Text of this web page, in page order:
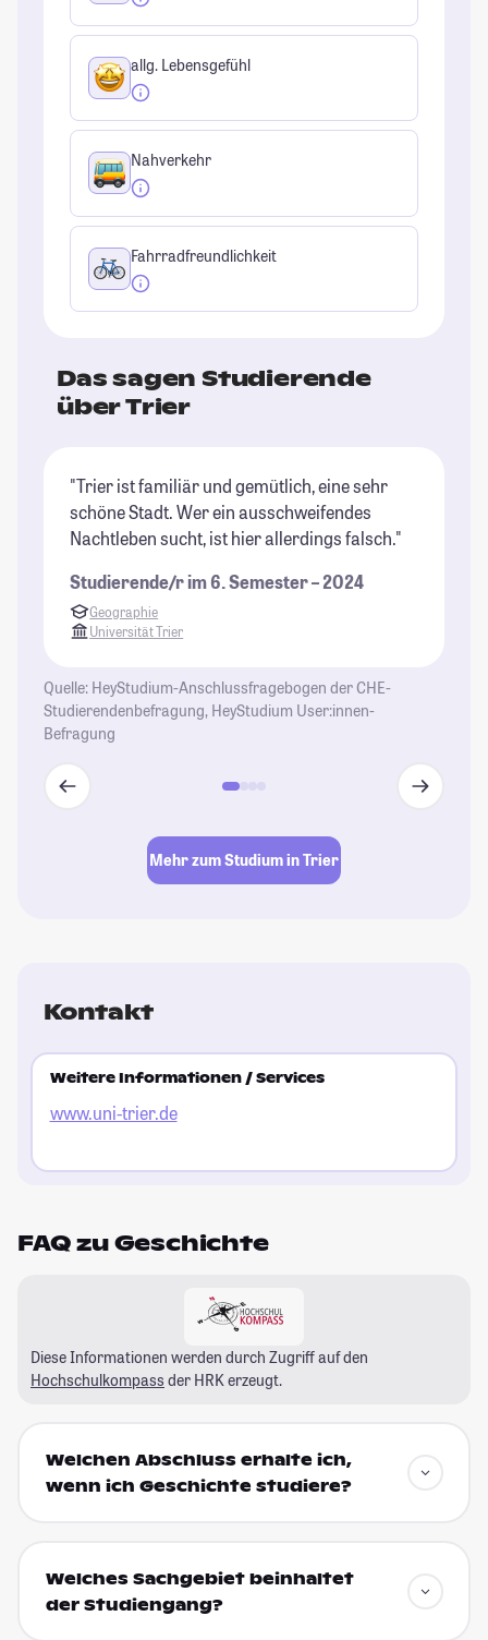
allg. Lebensgefühl
Nahverkehr
Fahrradfreundlichkeit
Das sagen Studierende
über Trier
"Trier ist familiär und gemütlich, eine sehr
schöne Stadt. Wer ein ausschweifendes
Nachtleben sucht, ist hier allerdings falsch."
Studierende/r im 6. Semester – 2024
Geographie
Universität Trier
Quelle: HeyStudium-Anschlussfragebogen der CHE-
Studierendenbefragung, HeyStudium User:innen-
Befragung
Mehr zum Studium in Trier
Kontakt
Weitere Informationen / Services
www.uni-trier.de
FAQ zu Geschichte
Diese Informationen werden durch Zugriff auf den
Hochschulkompass der HRK erzeugt.
Welchen Abschluss erhalte ich,
wenn ich Geschichte studiere?
Welches Sachgebiet beinhaltet
der Studiengang?